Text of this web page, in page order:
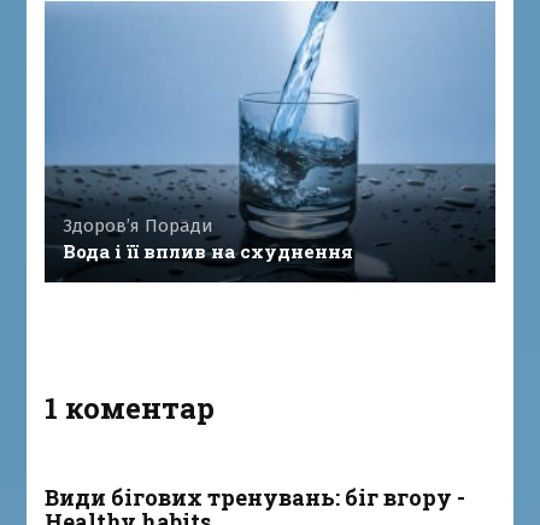
Здоров’я Поради
Вода і її вплив на схуднення
1 коментар
Види бігових тренувань: біг вгору -